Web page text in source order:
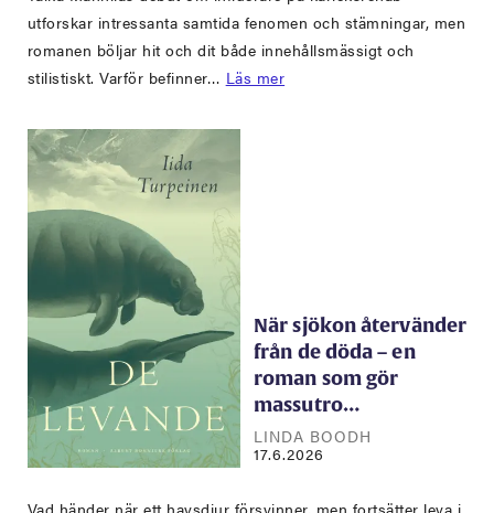
utforskar intressanta samtida fenomen och stämningar, men
romanen böljar hit och dit både innehållsmässigt och
stilistiskt. Varför befinner… Läs mer
När sjökon återvänder
från de döda – en
roman som gör
massutro…
LINDA BOODH
17.6.2026